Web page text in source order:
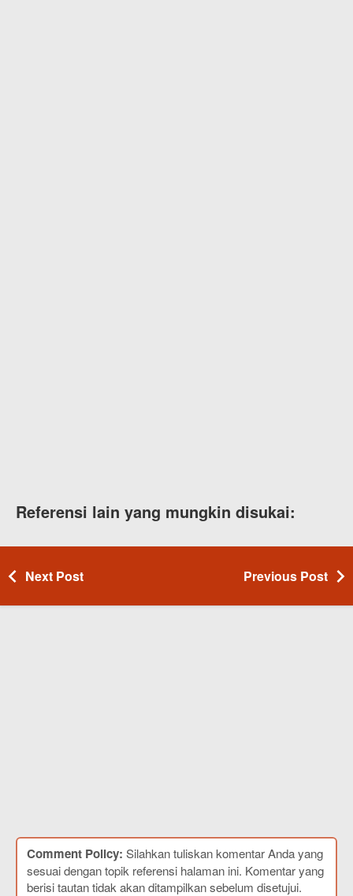
Referensi lain yang mungkin disukai:
Next Post Previous Post
Comment Policy: Silahkan tuliskan komentar Anda yang
sesuai dengan topik referensi halaman ini. Komentar yang
berisi tautan tidak akan ditampilkan sebelum disetujui.